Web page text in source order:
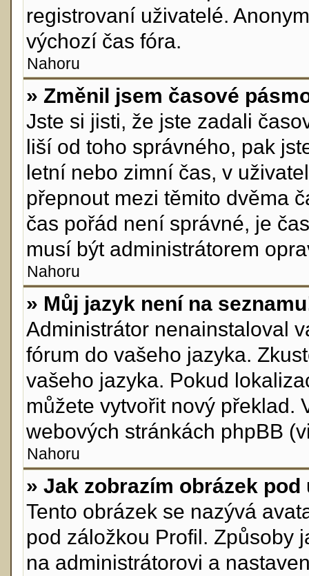
registrovaní uživatelé.
výchozí čas fóra.
Nahoru
» Změnil jsem časové
Jste si jisti, že jste zadali
liší od toho správného, pak
letní nebo zimní čas, v
přepnout mezi těmito dvěma
čas pořád není správné, je
musí být administrátorem
Nahoru
» Můj jazyk není na
Administrátor nenainstaloval
fórum do vašeho jazyka.
vašeho jazyka. Pokud
můžete vytvořit nový překlad.
webových stránkách phpBB
Nahoru
» Jak zobrazím obrázek
Tento obrázek se nazývá
pod záložkou Profil. Způsoby
na administrátorovi a